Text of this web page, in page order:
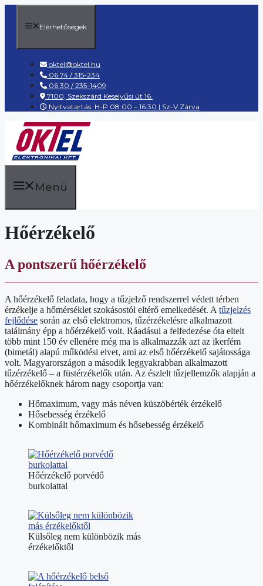
Kilépés
tartalombaElérhetőségek
oktel@oktel.hu
06 74 / 315-234
06 30 / 235-1409
7100, Szekszárd Keselyűsi út 16.
Nyitvatartás: H-P 08:00 – 16:30 | Sz-V Zárva
Menü
Hőérzékelő
A pontszerű hőérzékelő
A hőérzékelő feladata, hogy a tűzjelző rendszerrel védett térben
érzékelje a hőmérséklet szokásostól eltérő emelkedését. A tűzjelzés
fejlődése során az első elektromos, tűzérzékelésre alkalmazott
találmány épp a hőérzékelő volt. Ráadásul a felfedezése óta eltelt
több mint 150 év ellenére még ma is alkalmazzák azt az ikerfém
(bimetál) alapú működési elvet, ami az első hőérzékelő sajátossága
volt. Magyarországon a második leggyakrabban alkalmazott
tűzérzékelő – a füstérzékelők után. Az észlelt tűzjellemzők alapján a
hőérzékelőknek három nagy csoportja van:
Hőmaximum, vagy más néven küszöbérték érzékelő
Hősebesség érzékelő
Kombinált hőmaximum és hősebesség érzékelő
Hőérzékelő porvédő
burkolattal
Külsőleg nem különbözik más
érzékelőktől